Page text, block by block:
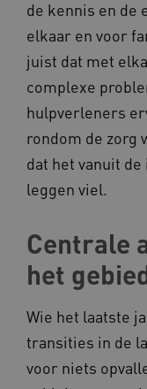
de kennis en de
elkaar en voor
juist dat met
complexe
hulpverleners
rondom de zorg
dat het vanuit
leggen viel.
Centrale
het
Wie het laatste
transities in de
voor niets
__cf_bm